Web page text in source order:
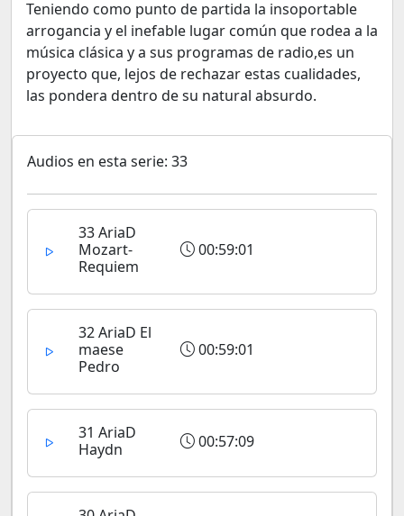
Teniendo como punto de partida la insoportable
arrogancia y el inefable lugar común que rodea a la
música clásica y a sus programas de radio,es un
proyecto que, lejos de rechazar estas cualidades,
las pondera dentro de su natural absurdo.
Audios en esta serie: 33
33 AriaD
Mozart-
Requiem
00:59:01
32 AriaD El
maese
Pedro
00:59:01
31 AriaD
Haydn
00:57:09